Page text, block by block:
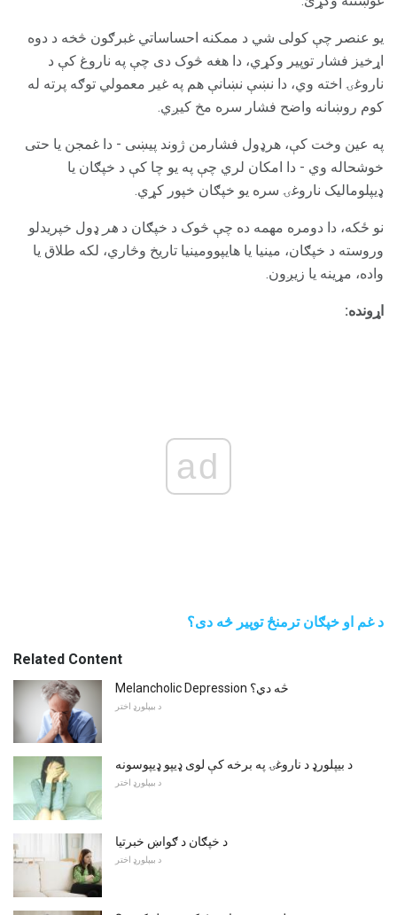
یو عنصر چې کولی شي د ممکنه احساساتي غبرګون څخه د دوه
اړخیز فشار توپیر وکړي، دا هغه څوک دی چې په ناروغ کې د
ناروغۍ اخته وي، دا نښې نښانې هم په غیر معمولي توګه پرته له
کوم روښانه واضح فشار سره مخ کیږي.
په عین وخت کې، هرډول فشارمن ژوند پیښی - دا غمجن یا حتی
خوشحاله وي - دا امکان لري چې په یو چا کې د خپګان یا
ډیپلومالیک ناروغۍ سره یو خپګان خپور کړي.
نو ځکه، دا دومره مهمه ده چې څوک د خپګان د هر ډول خپریدلو
وروسته د خپګان، مینیا یا هایپوومینیا تاریخ وڅاري، لکه طلاق یا
واده، مړینه یا زیږون.
اړونده:
ad
د غم او خپګان ترمنځ توپیر څه دی؟
Related Content
Melancholic Depression څه دي؟
د بیپلورډ اختر
د بیپلورډ د ناروغۍ په برخه کې لوی ډیپو ډیپوسونه
د بیپلورډ اختر
د خپګان د ګواښ خبرتیا
د بیپلورډ اختر